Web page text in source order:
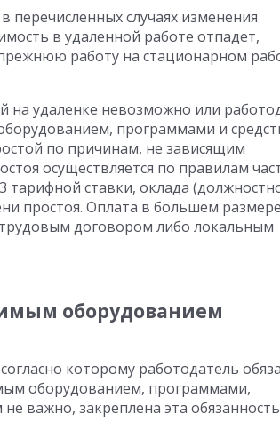
случаях изменения
в удаленной работе отпадет,
работу на стационарном
удаленке невозможно или
программами и
по причинам, не зависящим
осуществляется по правилам
тарифной ставки, оклада
простоя. Оплата в большем размере
договором либо локальным
оборудованием
которому работодатель
оборудованием, программами,
важно, закреплена эта обязанность